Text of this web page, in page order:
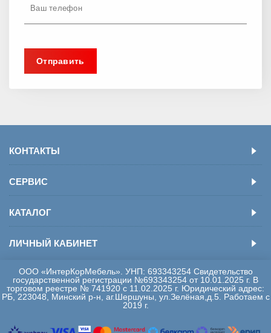
КОНТАКТЫ
СЕРВИС
КАТАЛОГ
ЛИЧНЫЙ КАБИНЕТ
ООО «ИнтерКорМебель». УНП: 693343254 Свидетельство
государственной регистрации №693343254 от 10.01.2025 г. В
торговом реестре № 741920 с 11.02.2025 г. Юридический адрес:
РБ, 223048, Минский р-н, аг.Шершуны, ул.Зелёная,д.5. Работаем с
2019 г.